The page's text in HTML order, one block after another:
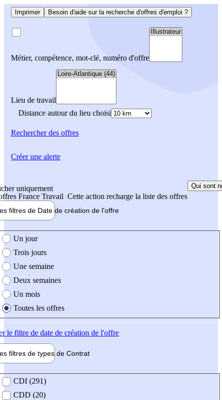
Imprimer Besoin d'aide sur la recherche d'offres d'emploi ?
Métier, compétence, mot-clé, numéro d'offre
Lieu de travail
Distance autour du lieu choisi
Rechercherdes offres
uniquement
France Travail Cette action recharge la liste des offres
Qui sont
filtres de Date de création de l'offre
création de l'offre
Un jour
Trois jours
Une semaine
Deux semaines
Un mois
Toutes les offres
le filtre de date de création de l'offre
filtres de types de Contrat
contrat
CDI (291)
CDD (20)
Créer une alerte